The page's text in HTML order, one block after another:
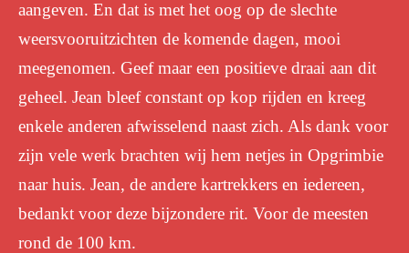
aangeven. En dat is met het oog op de slechte
weersvooruitzichten de komende dagen, mooi
meegenomen. Geef maar een positieve draai aan dit
geheel. Jean bleef constant op kop rijden en kreeg
enkele anderen afwisselend naast zich. Als dank voor
zijn vele werk brachten wij hem netjes in Opgrimbie
naar huis. Jean, de andere kartrekkers en iedereen,
bedankt voor deze bijzondere rit. Voor de meesten
rond de 100 km.